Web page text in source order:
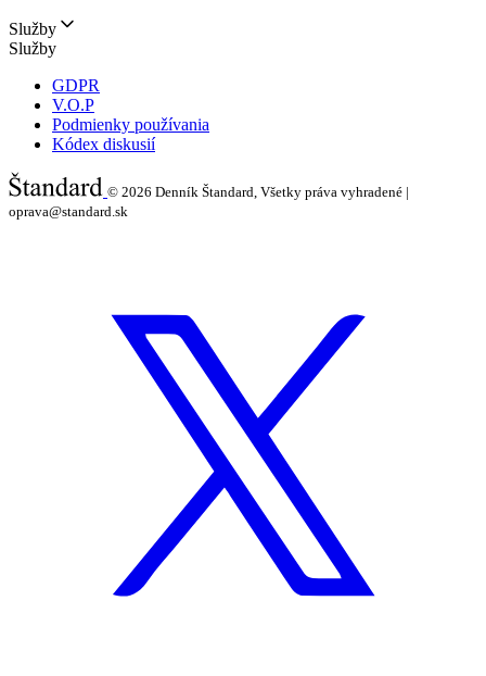
Služby
Služby
GDPR
V.O.P
Podmienky používania
Kódex diskusií
© 2026 Denník Štandard, Všetky práva vyhradené |
oprava@standard.sk